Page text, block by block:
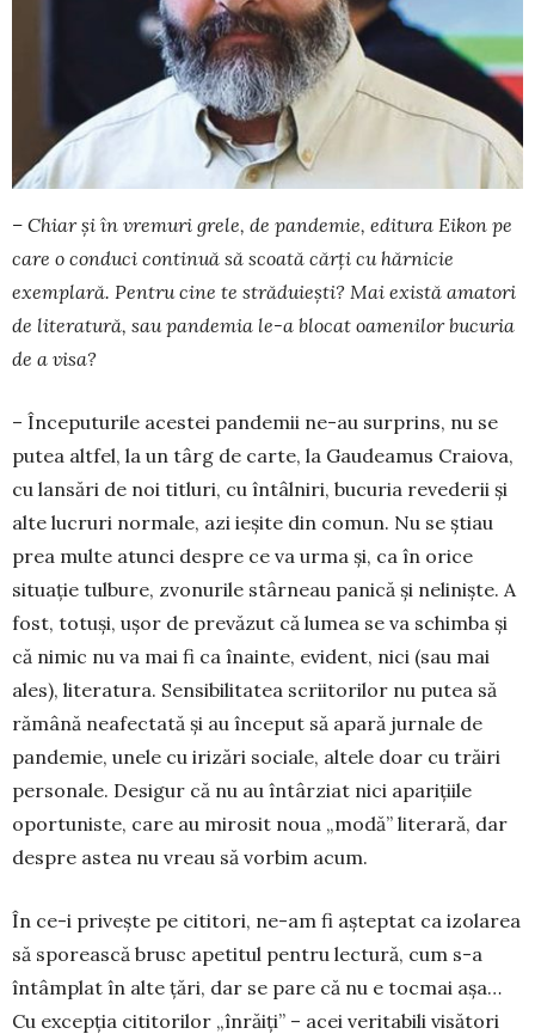
– Chiar și în vremuri grele, de pandemie, edi­tura Eikon pe
care o conduci continuă să scoată cărți cu hărnicie
exemplară. Pentru cine te stră­duiești? Mai există amatori
de literatură, sau pan­demia le-a blocat oamenilor bucuria
de a visa?
– Începuturile acestei pan­demii ne-au surprins, nu se
putea altfel, la un târg de carte, la Gaudeamus Cra­io­va,
cu lan­sări de noi titluri, cu întâlniri, bucuria revederii și
alte lucruri normale, azi ieșite din comun. Nu se știau
prea multe atunci des­pre ce va urma și, ca în ori­ce
situa­ție tul­bure, zvonurile stâr­neau panică și neliniște. A
fost, to­tuși, ușor de pre­văzut că lumea se va schimba și
că nimic nu va mai fi ca înainte, evident, nici (sau mai
ales), literatura. Sensibi­litatea scrii­to­rilor nu putea să
rămână ne­afectată și au început să apară jurnale de
pandemie, unele cu irizări sociale, altele doar cu trăiri
per­sonale. De­sigur că nu au întârziat nici aparițiile
oportuniste, care au mirosit noua „modă” literară, dar
despre astea nu vreau să vorbim acum.
În ce-i privește pe cititori, ne-am fi așteptat ca izolarea
să sporească brusc apetitul pentru lectură, cum s-a
întâmplat în alte țări, dar se pare că nu e tocmai așa…
Cu excepția cititorilor „înrăiți” – acei veritabili visători